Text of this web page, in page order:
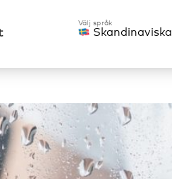
Skandinaviska